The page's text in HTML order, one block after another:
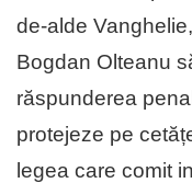
de-alde
Bogdan Olteanu
răspunderea
protejeze pe
legea care comit